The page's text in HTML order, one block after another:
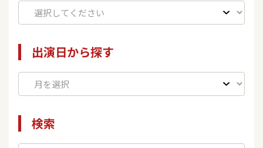
出演日から探す
検索